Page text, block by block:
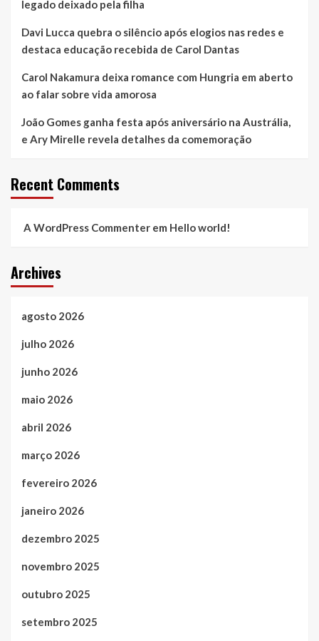
legado deixado pela filha
Davi Lucca quebra o silêncio após elogios nas redes e
destaca educação recebida de Carol Dantas
Carol Nakamura deixa romance com Hungria em aberto
ao falar sobre vida amorosa
João Gomes ganha festa após aniversário na Austrália,
e Ary Mirelle revela detalhes da comemoração
Recent Comments
A WordPress Commenter em Hello world!
Archives
agosto 2026
julho 2026
junho 2026
maio 2026
abril 2026
março 2026
fevereiro 2026
janeiro 2026
dezembro 2025
novembro 2025
outubro 2025
setembro 2025